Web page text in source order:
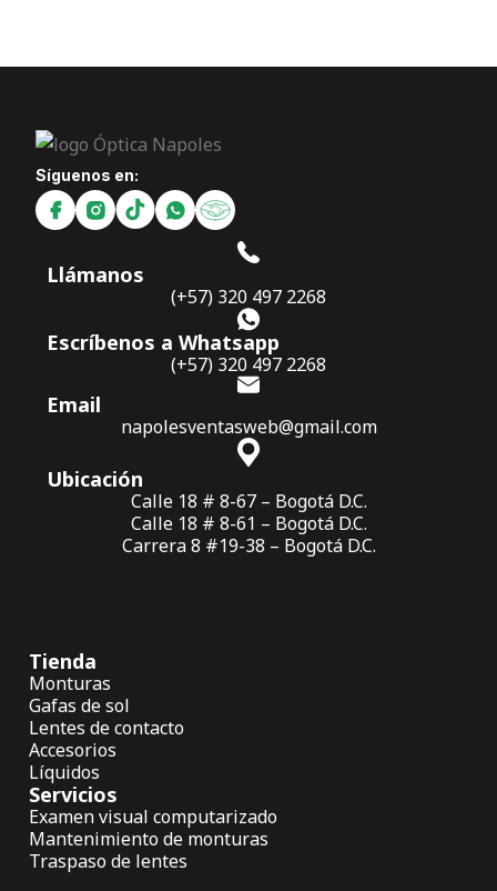
Síguenos en:
Llámanos
(+57) 320 497 2268
Escríbenos a Whatsapp
(+57) 320 497 2268
Email
napolesventasweb@gmail.com
Ubicación
Calle 18 # 8-67 – Bogotá D.C.
Calle 18 # 8-61 – Bogotá D.C.
Carrera 8 #19-38 – Bogotá D.C.
Tienda
Monturas
Gafas de sol
Lentes de contacto
Accesorios
Líquidos
Servicios
Examen visual computarizado
Mantenimiento de monturas
Traspaso de lentes